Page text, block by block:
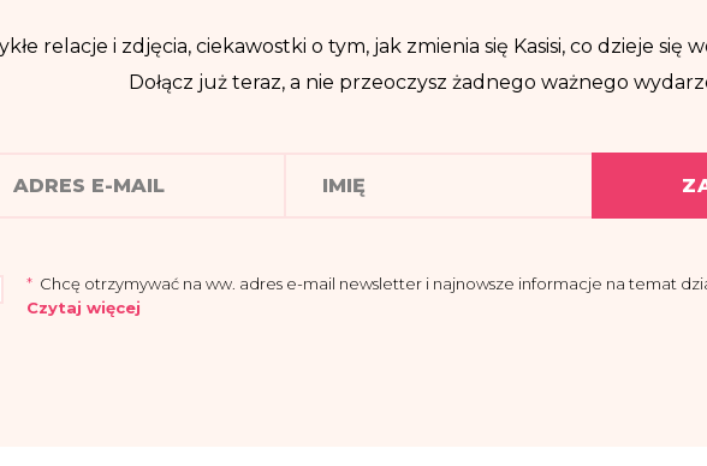
relacje i zdjęcia, ciekawostki o tym, jak zmienia się Kasisi, co dzieje się
Dołącz już teraz, a nie przeoczysz żadnego ważnego
* Chcę otrzymywać na ww. adres e-mail newsletter i najnowsze informacje na temat
Czytaj więcej